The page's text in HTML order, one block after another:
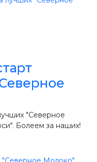
"Северное
Болеем за наших!